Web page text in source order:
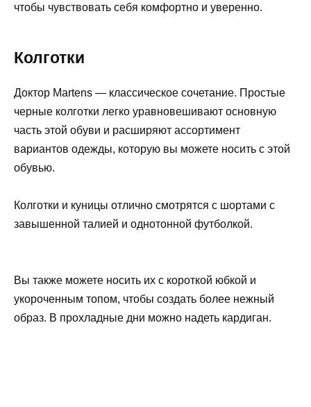
чтобы чувствовать себя комфортно и уверенно.
Колготки
Доктор Martens — классическое сочетание. Простые
черные колготки легко уравновешивают основную
часть этой обуви и расширяют ассортимент
вариантов одежды, которую вы можете носить с этой
обувью.
Колготки и куницы отлично смотрятся с шортами с
завышенной талией и однотонной футболкой.
Вы также можете носить их с короткой юбкой и
укороченным топом, чтобы создать более нежный
образ. В прохладные дни можно надеть кардиган.